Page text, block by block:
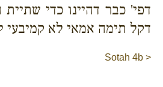
דפי' כבר דהיינו כדי
דקל תימה אמאי לא קמיבעי
Sotah 4b >